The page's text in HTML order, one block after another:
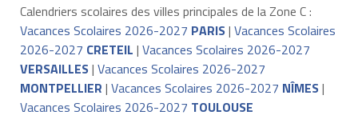
Calendriers scolaires des villes principales de la Zone C :
Vacances Scolaires 2026-2027 PARIS| Vacances Scolaires
2026-2027 CRETEIL | Vacances Scolaires 2026-2027
VERSAILLES| Vacances Scolaires 2026-2027
MONTPELLIER | Vacances Scolaires 2026-2027 NÎMES|
Vacances Scolaires 2026-2027 TOULOUSE